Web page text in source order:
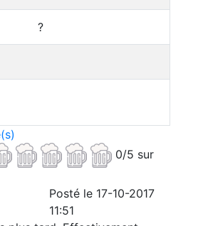
?
0/5 sur
Posté le 17-10-2017
11:51